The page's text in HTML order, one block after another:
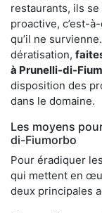
restaurants, ils
proactive, c’est-
qu’il ne
dératisation,
à Prunelli-di-
disposition des
dans le domaine.
Les moyens
di-Fiumorbo
Pour éradiquer
qui mettent en
deux principales